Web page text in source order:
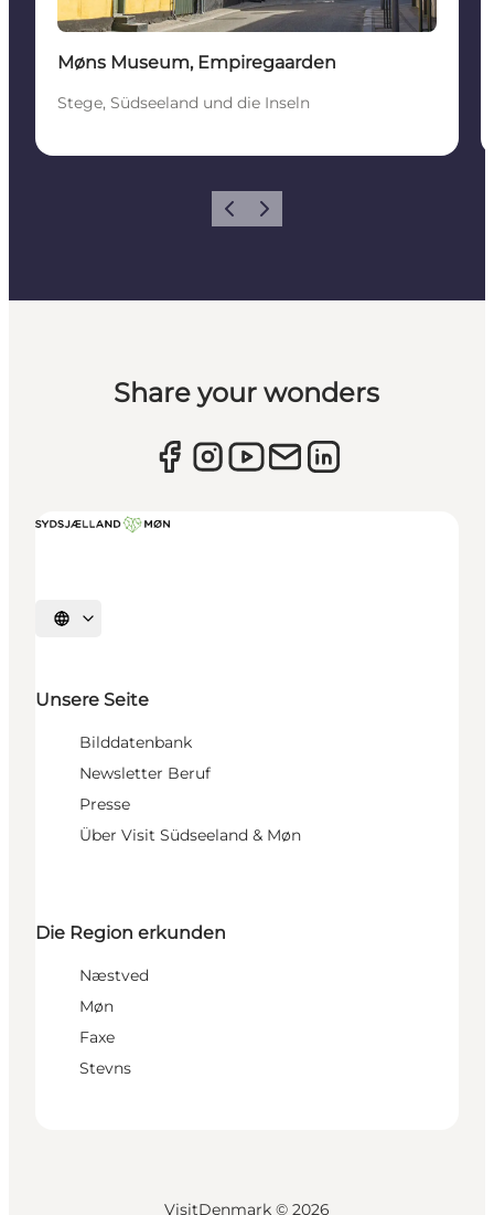
Møns Museum, Empiregaarden
Stege, Südseeland und die Inseln
ZurückWeiter
Share your wonders
Sprache auswählen
Unsere Seite
Bilddatenbank
Newsletter Beruf
Presse
Über Visit Südseeland & Møn
Die Region erkunden
Næstved
Møn
Faxe
Stevns
VisitDenmark © 2026